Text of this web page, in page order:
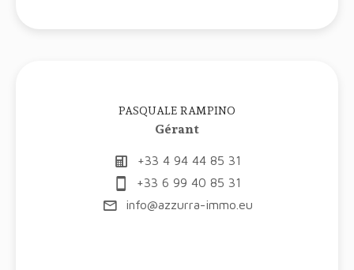
PASQUALE RAMPINO
Gérant
+33 4 94 44 85 31
+33 6 99 40 85 31
info@azzurra-immo.eu